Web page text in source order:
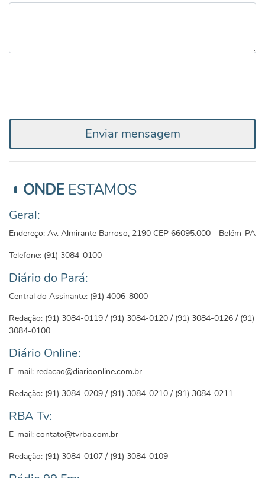
Enviar mensagem
ONDE ESTAMOS
Geral:
Endereço: Av. Almirante Barroso, 2190 CEP 66095.000 - Belém-PA
Telefone: (91) 3084-0100
Diário do Pará:
Central do Assinante: (91) 4006-8000
Redação: (91) 3084-0119 / (91) 3084-0120 / (91) 3084-0126 / (91)
3084-0100
Diário Online:
E-mail: redacao@diarioonline.com.br
Redação: (91) 3084-0209 / (91) 3084-0210 / (91) 3084-0211
RBA Tv:
E-mail: contato@tvrba.com.br
Redação: (91) 3084-0107 / (91) 3084-0109